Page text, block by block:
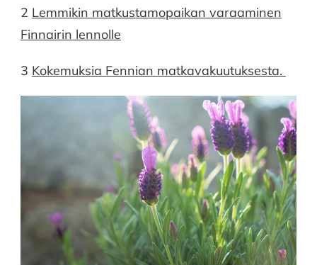
2 Lemmikin matkustamopaikan varaaminen
Finnairin lennolle
3 Kokemuksia Fennian matkavakuutuksesta.